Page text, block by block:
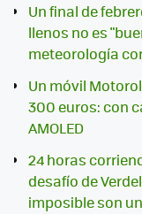
Un final de
llenos no es
meteorología
Un móvil
300 euros: con
AMOLED
24 horas
desafío de
imposible son